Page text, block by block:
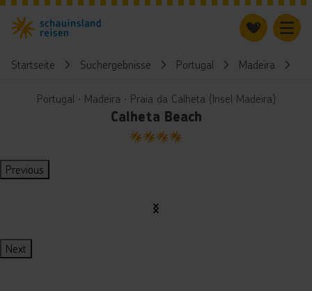
Startseite Suchergebnisse Portugal Madeira
Portugal ∙ Madeira ∙ Praia da Calheta (Insel Madeira)
Calheta Beach
4
Previous
Next